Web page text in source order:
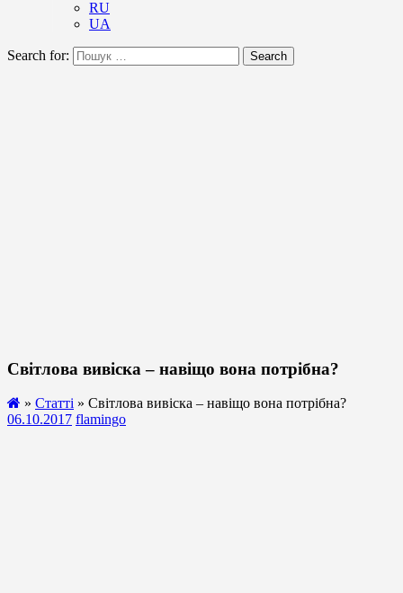
RU
UA
Search for: Search
Світлова вивіска – навіщо вона потрібна?
» Статті » Світлова вивіска – навіщо вона потрібна?
06.10.2017 flamingo